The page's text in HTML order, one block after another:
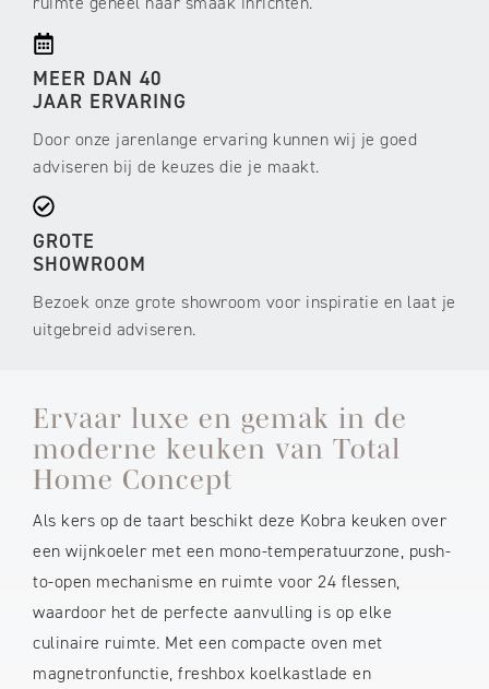
MEER DAN 40
JAAR ERVARING
Door onze jarenlange ervaring kunnen wij je goed
adviseren bij de keuzes die je maakt.
GROTE
SHOWROOM
Bezoek onze grote showroom voor inspiratie en laat je
uitgebreid adviseren.
Ervaar luxe en gemak in de
moderne keuken van Total
Home Concept
Als kers op de taart beschikt deze Kobra keuken over
een wijnkoeler met een mono-temperatuurzone, push-
to-open mechanisme en ruimte voor 24 flessen,
waardoor het de perfecte aanvulling is op elke
culinaire ruimte. Met een compacte oven met
magnetronfunctie, freshbox koelkastlade en